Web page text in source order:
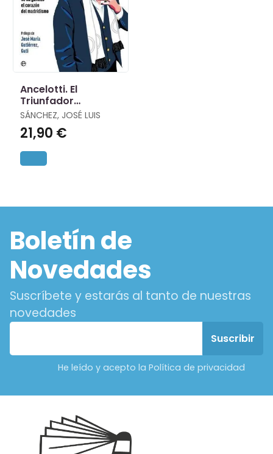
Ancelotti. El
Triunfador
Tranquilo
SÁNCHEZ, JOSÉ LUIS
21,90 €
Boletín de
Novedades
Suscríbete y estarás al tanto de nuestras
novedades
He leído y acepto la Política de privacidad